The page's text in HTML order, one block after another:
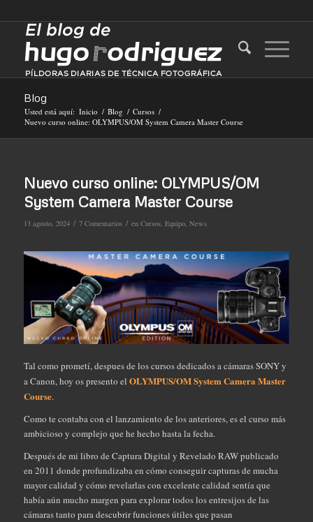
Blog
Usted está aquí: Inicio / Blog / Cursos /
Nuevo curso online: OLYMPUS/OM System Camera Master Course
Nuevo curso online: OLYMPUS/OM
System Camera Master Course
13 agosto, 2024 / 7 Comentarios / en Cursos, Equipo, News
Tal como prometí, despues de los cursos dedicados a cámaras SONY y
a Canon, hoy os presento el OLYMPUS/OM System Camera Master
Course.
Como te contaba con el lanzamiento de los anteriores, es el curso más
ambicioso y complejo que he hecho hasta la fecha.
Después de mi libro de Captura Digital y Revelado RAW publicado
en 2011 donde profundizaba en cómo conseguir capturas de mucha
mayor calidad y cómo revelarlas con excelente calidad sentía que
había aún mucho margen para explorar todos los entresijos de las
cámaras tanto para descubrir funciones útiles que pasan